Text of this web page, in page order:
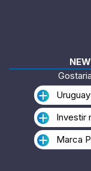
Investir
Marca